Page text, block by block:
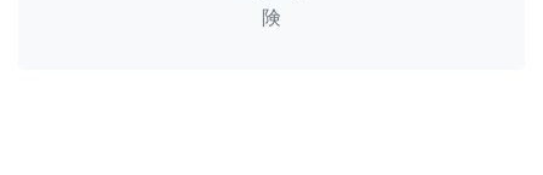
険